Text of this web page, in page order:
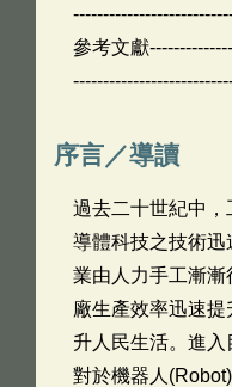
參考文獻
序言／導讀
過去二十世紀中
導體科技之技術
業由人力手工漸
廠生產效率迅速
升人民生活。進
對於機器人